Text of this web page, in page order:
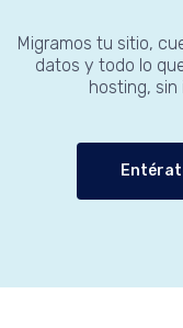
Migramos tu sitio,
datos y todo lo
hosting,